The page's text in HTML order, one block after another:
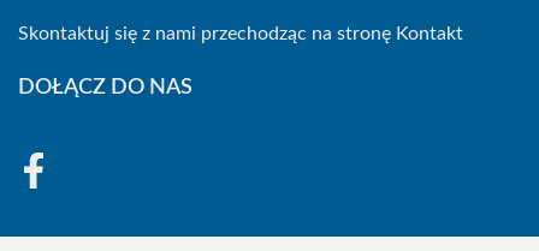
Skontaktuj się z nami przechodząc na stronę Kontakt
DOŁĄCZ DO NAS